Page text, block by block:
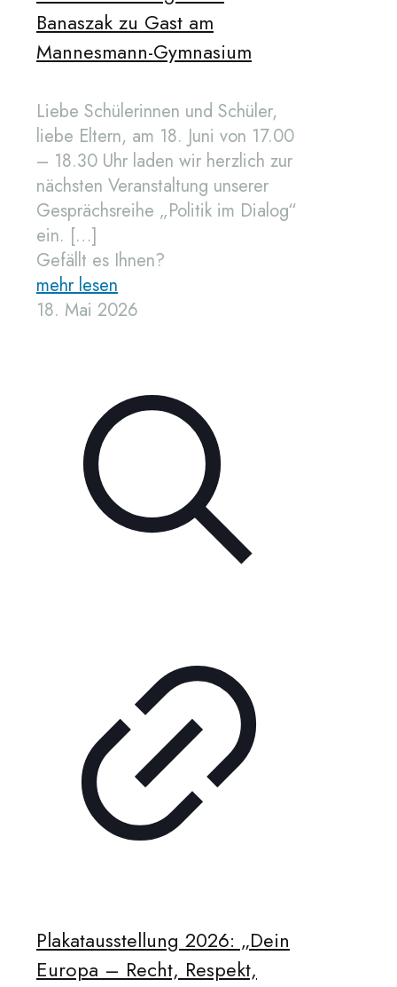
Banaszak zu Gast am
Mannesmann-Gymnasium
Liebe Schülerinnen und Schüler,
liebe Eltern, am 18. Juni von 17.00
– 18.30 Uhr laden wir herzlich zur
nächsten Veranstaltung unserer
Gesprächsreihe „Politik im Dialog“
ein. […]
Gefällt es Ihnen?
mehr lesen
18. Mai 2026
Plakatausstellung 2026: „Dein
Europa – Recht, Respekt,